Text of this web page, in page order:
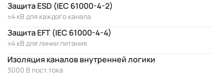
Защита ESD (IEC 61000-4-2)
±4 кВ для каждого канала
Защита EFT (IEC 61000-4-4)
±4 кВ для линии питания
Изоляция каналов внутренней логики
3000 В пост.тока